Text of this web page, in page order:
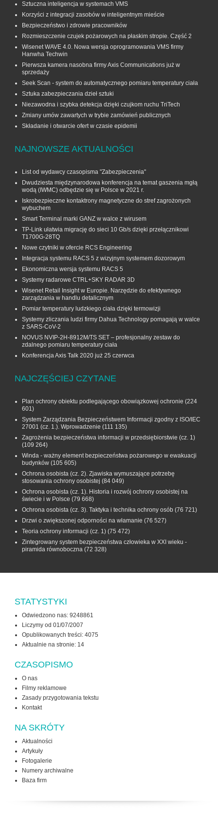
Sztuczna inteligencja w systemach VMS
Korzyści z integracji zasobów w inteligentnym mieście
Bezpieczeństwo i zdrowie pracowników
Rozmieszczenie czujek pożarowych na płaskim stropie. Część 2
Wisenet WAVE 4.0. Nowa wersja oprogramowania VMS firmy
Hanwha Techwin
Pierwsza kamera nasobna firmy Axis Communications już w
sprzedaży
Seek Scan - system do automatycznego pomiaru temperatury ciała
Sztuka zabezpieczania dzieł sztuki
Niezawodna i szybka detekcja dzięki czujkom ruchu TriTech
Zmiany umów zawartych w trybie zamówień publicznych
Składanie i otwarcie ofert w czasie epidemii
NAJNOWSZE AKTUALNOŚCI
List od wydawcy czasopisma "Zabezpieczenia"
Dwudziesta międzynarodowa konferencja na temat gaszenia mgłą
wodą (IWMC) odbędzie się w Polsce w 2021 r.
Iskrobezpieczne kontaktrony magnetyczne do stref zagrożonych
wybuchem
Smart Terminal marki GANZ w walce z wirusem
TP-Link ułatwia migrację do sieci 10 Gb/s dzięki przełącznikowi
T1700G‑28TQ
Nowe czytniki w ofercie RCS Engineering
Integracja systemu RACS 5 z wizyjnym systemem dozorowym
Ekonomiczna wersja systemu RACS 5
Systemy radarowe CTRL+SKY RADAR 3D
Wisenet Retail Insight w Europie. Narzędzie do efektywnego
zarządzania w handlu detalicznym
Pomiar temperatury ludzkiego ciała dzięki termowizji
Systemy zliczania ludzi firmy Dahua Technology pomagają w walce
z SARS-CoV-2
NOVUS NVIP-2H-8912M/TS SET – profesjonalny zestaw do
zdalnego pomiaru temperatury ciała
Konferencja Axis Talk 2020 już 25 czerwca
NAJCZĘŚCIEJ CZYTANE
Plan ochrony obiektu podlegającego obowiązkowej ochronie (224
601)
System Zarządzania Bezpieczeństwem Informacji zgodny z ISO/IEC
27001 (cz. 1.). Wprowadzenie (111 135)
Zagrożenia bezpieczeństwa informacji w przedsiębiorstwie (cz. 1)
(109 264)
Winda - ważny element bezpieczeństwa pożarowego w ewakuacji
budynków (105 605)
Ochrona osobista (cz. 2). Zjawiska wymuszające potrzebę
stosowania ochrony osobistej (84 049)
Ochrona osobista (cz. 1). Historia i rozwój ochrony osobistej na
świecie i w Polsce (79 668)
Ochrona osobista (cz. 3). Taktyka i technika ochrony osób (76 721)
Drzwi o zwiększonej odporności na włamanie (76 527)
Teoria ochrony informacji (cz. 1) (75 472)
Zintegrowany system bezpieczeństwa człowieka w XXI wieku -
piramida równoboczna (72 328)
STATYSTYKI
Odwiedzono nas: 9248861
Liczymy od 01/07/2007
Opublikowanych treści: 4075
Aktualnie na stronie: 14
CZASOPISMO
O nas
Filmy reklamowe
Zasady przygotowania tekstu
Kontakt
NA SKRÓTY
Aktualności
Artykuły
Fotogalerie
Numery archiwalne
Baza firm